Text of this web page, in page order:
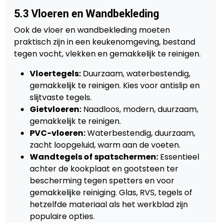
5.3 Vloeren en Wandbekleding
Ook de vloer en wandbekleding moeten
praktisch zijn in een keukenomgeving, bestand
tegen vocht, vlekken en gemakkelijk te reinigen.
Vloertegels: Duurzaam, waterbestendig,
gemakkelijk te reinigen. Kies voor antislip en
slijtvaste tegels.
Gietvloeren: Naadloos, modern, duurzaam,
gemakkelijk te reinigen.
PVC-vloeren:Waterbestendig, duurzaam,
zacht loopgeluid, warm aan de voeten.
Wandtegels of spatschermen: Essentieel
achter de kookplaat en gootsteen ter
bescherming tegen spetters en voor
gemakkelijke reiniging. Glas, RVS, tegels of
hetzelfde materiaal als het werkblad zijn
populaire opties.